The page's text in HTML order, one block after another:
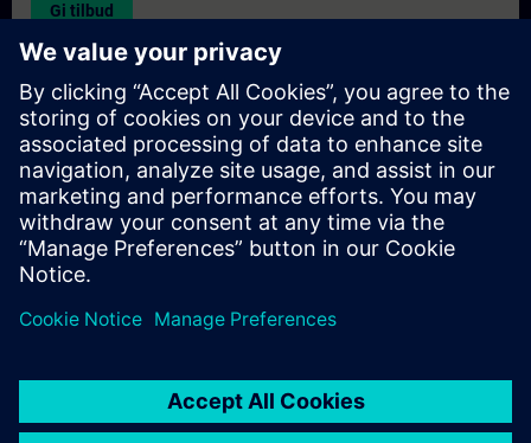
Gi tilbud
Forespørsel om eksklusiv opplæring
Fyll ut skjemaet nedenfor hvis du ønsker et tilbud på et
eksklusivt kurs, enten på stedet, virtuelt eller på vårt SITRAIN-
kurssenter. Denne typen forespørsel passer for større grupper (6
personer eller flere). Etter at du har oppgitt kontaktinformasjon
og kursbehov, vil du motta et tilbud fra oss.
Be om eksklusivt tilbud